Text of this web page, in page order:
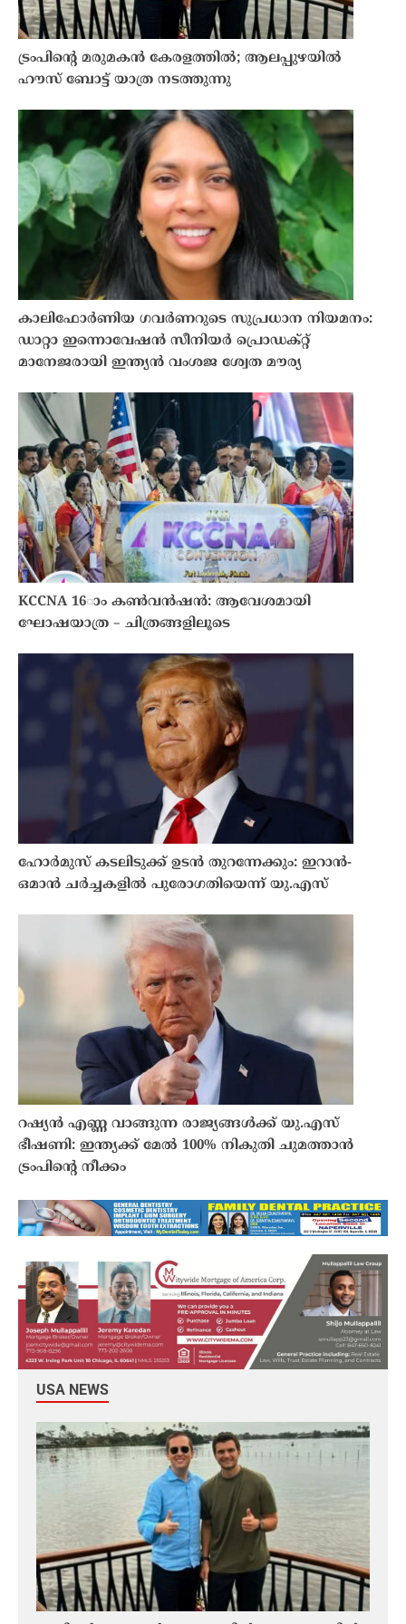
ട്രംപിന്റെ മരുമകന്‍ കേരളത്തിൽ; ആലപ്പുഴയിൽ
ഹൗസ് ബോട്ട് യാത്ര നടത്തുന്നു
കാലിഫോർണിയ ഗവർണറുടെ സുപ്രധാന നിയമനം:
ഡാറ്റാ ഇന്നൊവേഷൻ സീനിയർ പ്രൊഡക്റ്റ്
മാനേജരായി ഇന്ത്യൻ വംശജ ശ്വേത മൗര്യ
KCCNA 16ാം കൺവൻഷൻ: ആവേശമായി
ഘോഷയാത്ര – ചിത്രങ്ങളിലൂടെ
ഹോർമുസ് കടലിടുക്ക് ഉടൻ തുറന്നേക്കും: ഇറാൻ-
ഒമാൻ ചർച്ചകളിൽ പുരോഗതിയെന്ന് യു.എസ്
റഷ്യൻ എണ്ണ വാങ്ങുന്ന രാജ്യങ്ങൾക്ക് യു.എസ്
ഭീഷണി: ഇന്ത്യക്ക് മേൽ 100% നികുതി ചുമത്താൻ
ട്രംപിൻ്റെ നീക്കം
USA NEWS